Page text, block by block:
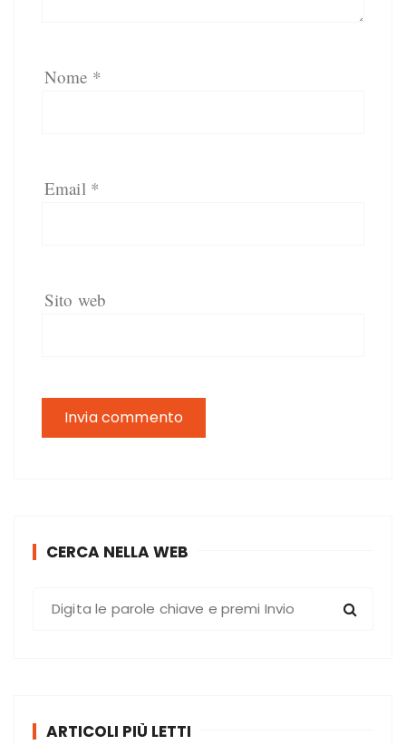
Nome *
Email *
Sito web
CERCA NELLA WEB
ARTICOLI PIÙ LETTI